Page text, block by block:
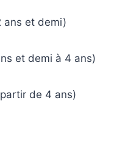
ans et demi)
et demi à 4 ans)
de 4 ans)